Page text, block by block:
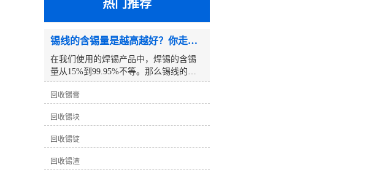
热门推荐
锡线的含锡量是越高越好？你走进了误区！
在我们使用的焊锡产品中，焊锡的含锡
量从15%到99.95%不等。那么锡线的含
锡量越高越好吗？以下是一个例子:众所
周知，锡线分为铅锡线和无铅锡线，但
63度锡线。除了这条63度的锡线，其他
锡线的度数都是5倍。为什么63度的锡线
不设置为65度？为什么没有比63度高的
铅锡线？例如，70度 、75度 、80度等。
事实上，真相是这样的：63度锡线是铅
回收锡膏
回收锡块
回收锡锭
回收锡渣